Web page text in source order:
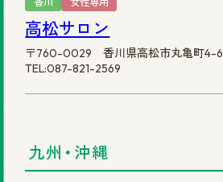
高松サロン
〒760-0029 香川県高松市丸亀町4-6
TEL:087-821-2569
九州・沖縄